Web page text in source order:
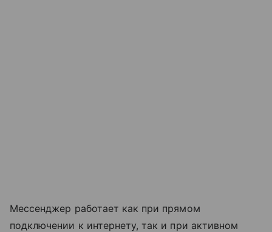
Мессенджер работает как при прямом
подключении к интернету, так и при активном